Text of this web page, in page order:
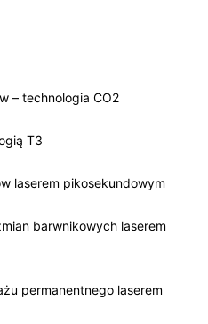
– technologia CO2
T3
laserem pikosekundowym
barwnikowych laserem
permanentnego laserem